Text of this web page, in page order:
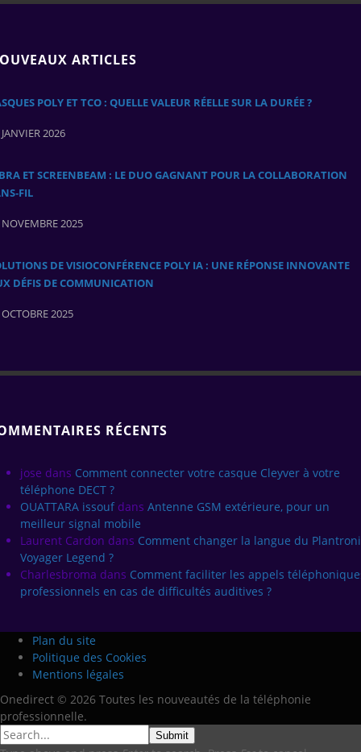
ARTICLES
POLY ET TCO : QUELLE VALEUR RÉELLE SUR LA DURÉE ?
2026
ET SCREENBEAM : LE DUO GAGNANT POUR LA COLLABORATION
2025
DE VISIOCONFÉRENCE POLY IA : UNE RÉPONSE INNOVANTE
DÉFIS DE COMMUNICATION
2025
RÉCENTS
jose dans Comment connecter votre casque Cleyver à votre
téléphone DECT ?
OUATTARA issouf dans Antenne GSM extérieure, pour un
meilleur signal mobile
Laurent Cardon dans Comment changer la langue du
Voyager Legend ?
Charlesbroma dans Comment faciliter les appels
professionnels en cas de difficultés auditives ?
Plan du site
Politique des Cookies
Mentions légales
Onedirect © 2026 Toutes les nouveautés de la téléphonie
professionnelle.
Submit